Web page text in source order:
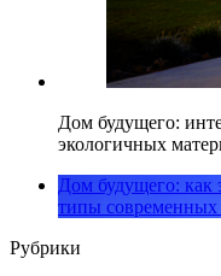
Дом будущего:
экологичных
Дом будущего: как
типы современных
Рубрики